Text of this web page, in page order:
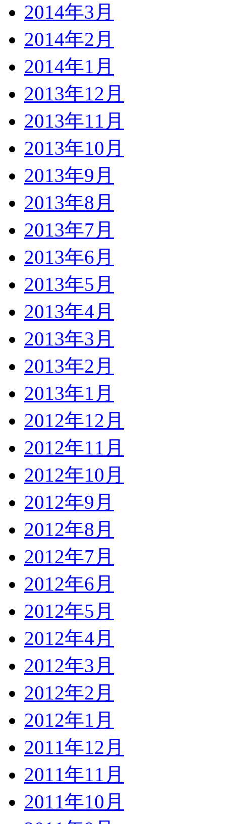
2014年3月
2014年2月
2014年1月
2013年12月
2013年11月
2013年10月
2013年9月
2013年8月
2013年7月
2013年6月
2013年5月
2013年4月
2013年3月
2013年2月
2013年1月
2012年12月
2012年11月
2012年10月
2012年9月
2012年8月
2012年7月
2012年6月
2012年5月
2012年4月
2012年3月
2012年2月
2012年1月
2011年12月
2011年11月
2011年10月